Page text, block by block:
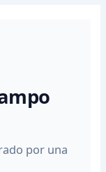
por una